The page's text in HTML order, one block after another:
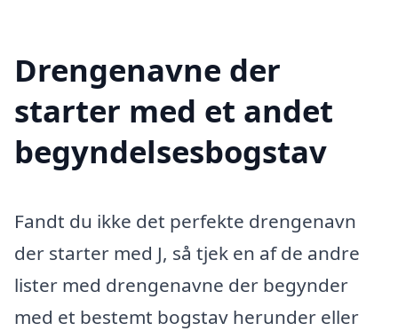
Drengenavne der
starter med et andet
begyndelsesbogstav
Fandt du ikke det perfekte drengenavn
der starter med J, så tjek en af de andre
lister med drengenavne der begynder
med et bestemt bogstav herunder eller